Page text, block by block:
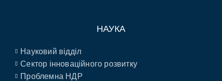
НАУКА
Науковий відділ
Сектор інноваційного розвитку
Проблемна НДР